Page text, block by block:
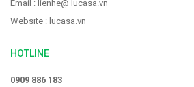
Email : lienhe@ lucasa.vn
Website : lucasa.vn
HOTLINE
0909 886 183